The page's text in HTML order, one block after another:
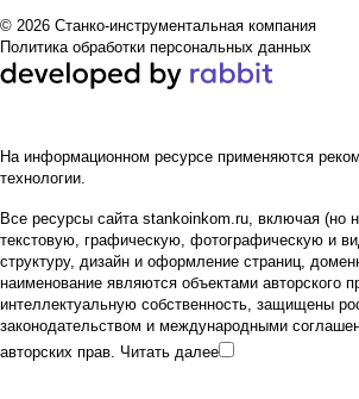
© 2026 Станко-инструментальная компания
Политика обработки персональных данных
На информационном ресурсе применяются
технологии.
Все ресурсы сайта stankoinkom.ru, включая (но
текстовую, графическую, фотографическую и
структуру, дизайн и оформление страниц,
наименование являются объектами авторского
интеллектуальную собственность, защищены
законодательством и международными
авторских прав. Читать далее